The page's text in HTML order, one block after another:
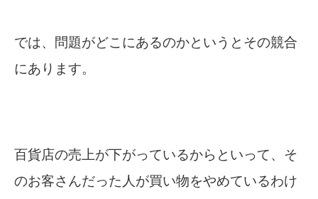
では、問題がどこにあるのかというとその競合
にあります。
百貨店の売上が下がっているからといって、そ
のお客さんだった人が買い物をやめているわけ